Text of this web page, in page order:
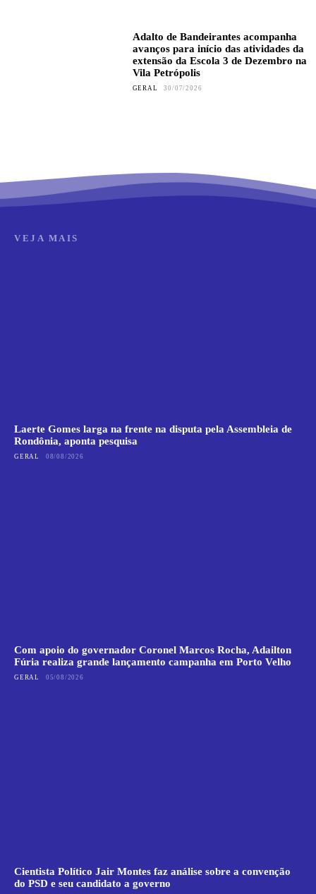
Adalto de Bandeirantes acompanha
avanços para início das atividades da
extensão da Escola 3 de Dezembro na
Vila Petrópolis
GERAL 30/07/2026
VEJA MAIS
Laerte Gomes larga na frente na disputa pela Assembleia de
Rondônia, aponta pesquisa
GERAL 08/08/2026
Com apoio do governador Coronel Marcos Rocha, Adailton
Fúria realiza grande lançamento campanha em Porto Velho
GERAL 05/08/2026
Cientista Político Jair Montes faz análise sobre a convenção
do PSD e seu candidato a governo